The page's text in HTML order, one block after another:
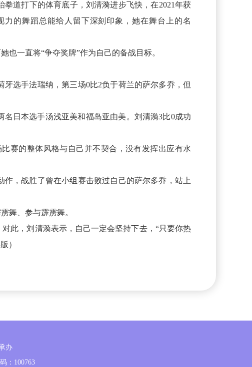
道打下的体育底子，刘清漪进步飞快，在2021年获
的舞蹈总能给人留下深刻印象，她在舞台上的名
一直将“争夺奖牌”作为自己的备战目标。
选手法瑞纳，第三场0比2负于荷兰的萨尔多乔，但
日本选手汤浅亚美和福岛亚由美。刘清漪3比0成功
赛的整体风格与自己并不契合，没有发挥出应有水
，战胜了曾在小组赛击败过自己的萨尔多乔，站上
舞、参与霹雳舞。
此，刘清漪表示，自己一定会坚持下去，“只要你热
）
办
：100763